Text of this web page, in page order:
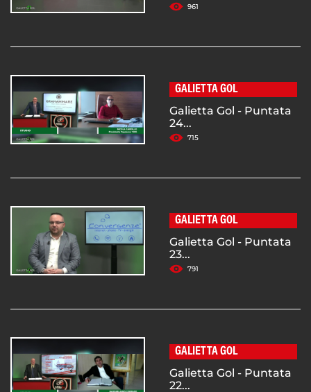
961
GALIETTA GOL
Galietta Gol - Puntata
24...
715
GALIETTA GOL
Galietta Gol - Puntata
23...
791
GALIETTA GOL
Galietta Gol - Puntata
22...